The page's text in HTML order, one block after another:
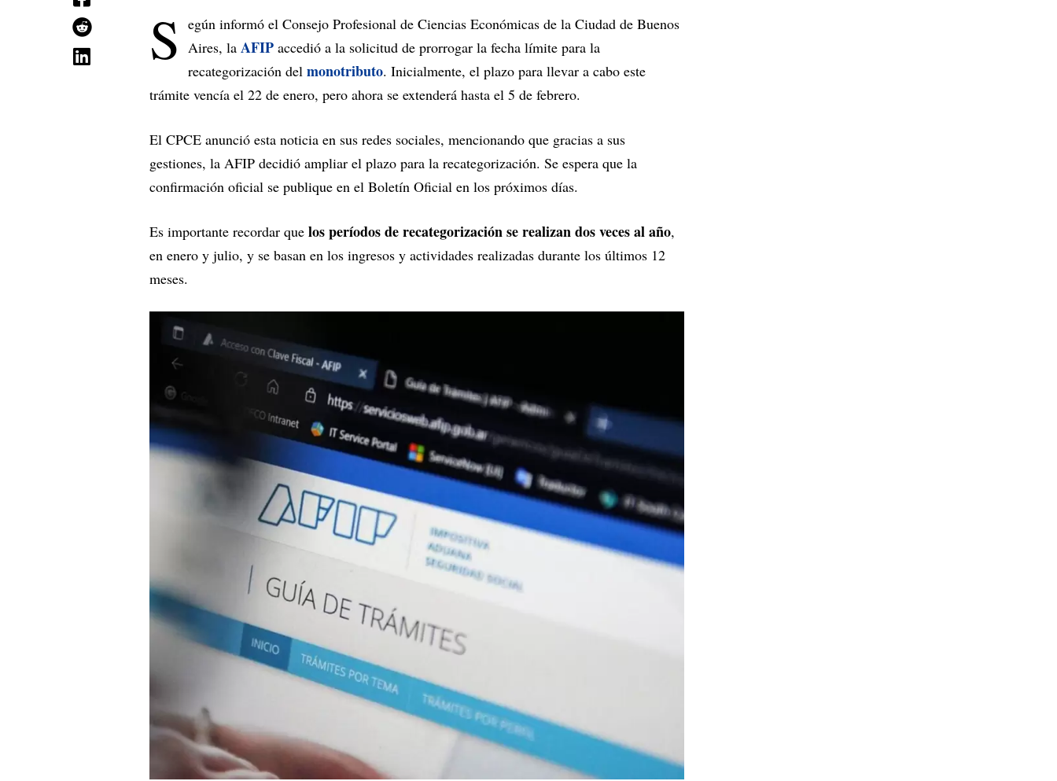
S egún informó el Consejo Profesional de Ciencias Económicas de la Ciudad de Buenos
Aires, la AFIP accedió a la solicitud de prorrogar la fecha límite para la
recategorización del monotributo. Inicialmente, el plazo para llevar a cabo este
trámite vencía el 22 de enero, pero ahora se extenderá hasta el 5 de febrero.
El CPCE anunció esta noticia en sus redes sociales, mencionando que gracias a sus
gestiones, la AFIP decidió ampliar el plazo para la recategorización. Se espera que la
confirmación oficial se publique en el Boletín Oficial en los próximos días.
Es importante recordar que los períodos de recategorización se realizan dos veces al año,
en enero y julio, y se basan en los ingresos y actividades realizadas durante los últimos 12
meses.